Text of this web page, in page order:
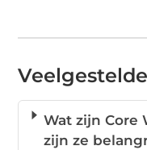
Wat zijn Core
zijn ze